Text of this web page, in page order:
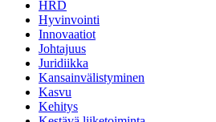
HRD
Hyvinvointi
Innovaatiot
Johtajuus
Juridiikka
Kansainvälistyminen
Kasvu
Kehitys